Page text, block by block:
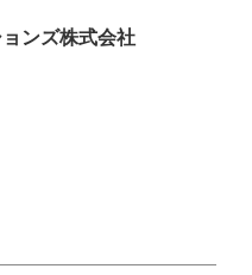
ンズ株式会社